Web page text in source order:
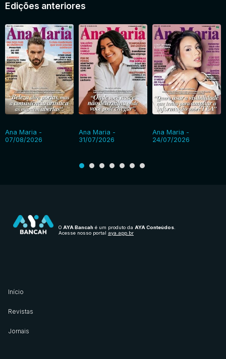
Edições anteriores
Ana Maria -
07/08/2026
Ana Maria -
31/07/2026
Ana Maria -
24/07/2026
O AYA Bancah é um produto da AYA Conteúdos
Acesse nosso portal aya.app.br
Início
Revistas
Jornais